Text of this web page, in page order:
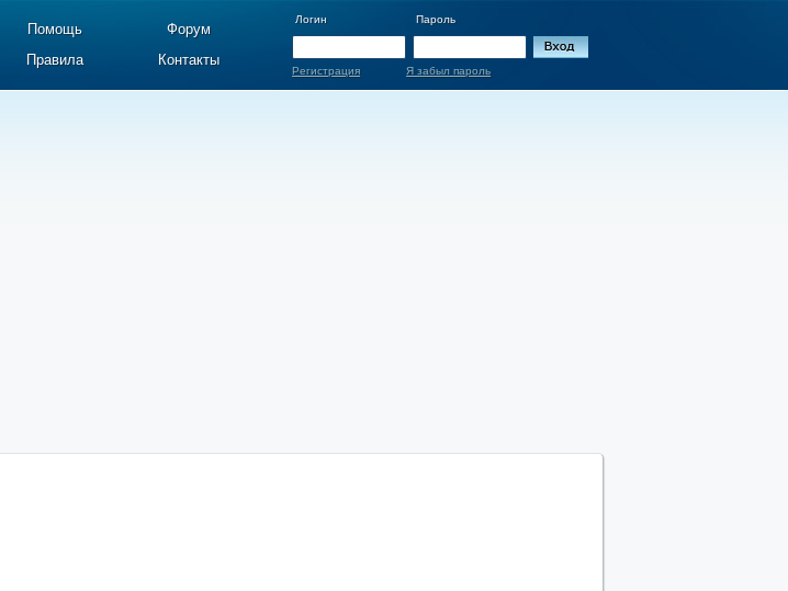
Помощь
Форум
Правила Контакты
Логин Пароль
Регистрация Я забыл пароль